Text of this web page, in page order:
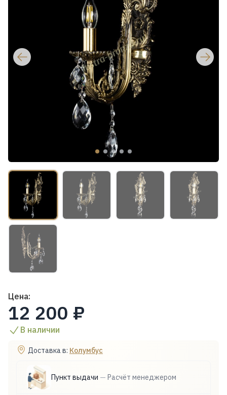
Цена:
12 200 ₽
В наличии
Доставка в: Колумбус
Пункт выдачи — Расчёт менеджером